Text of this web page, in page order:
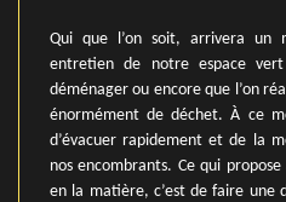
Qui que l’on soit, arrivera un
entretien de notre espace
déménager ou encore que l’on
énormément de déchet. À ce
d’évacuer rapidement et de la
nos encombrants. Ce qui
en la matière, c’est de faire une